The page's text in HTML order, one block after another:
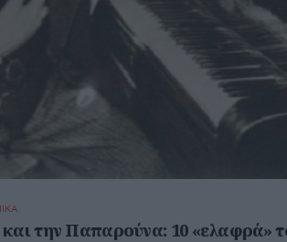
την Παπαρούνα: 10 «ελαφρά»